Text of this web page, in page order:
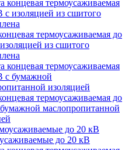
термоусаживаемая до
из сшитого
термоусаживаемая до
маслопропитанной
до 20 кВ